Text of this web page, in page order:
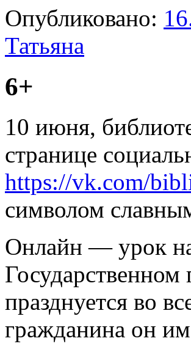
Опубликовано:
Татьяна
6+
10 июня,
странице
https://vk.com/
символом
Онлайн — урок
празднуется во
гражданина он